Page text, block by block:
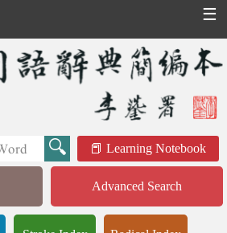
☰
Learning Notebook
Advanced Search